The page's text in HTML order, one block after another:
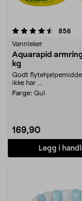
856
Vannleker
Aquarapid
kg
Godt
ikke har ....
Farge: Gul
169,90
Legg i
4.0 av 5 stjerner